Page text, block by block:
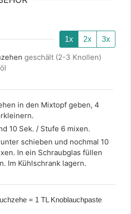
1x 2x 3x
geschält (2-3 Knollen)
in den Mixtopf geben, 4
10 Sek. / Stufe 6 mixen.
schieben und nochmal 10
In ein Schraubglas füllen
Im Kühlschrank lagern.
= 1 TL Knoblauchpaste